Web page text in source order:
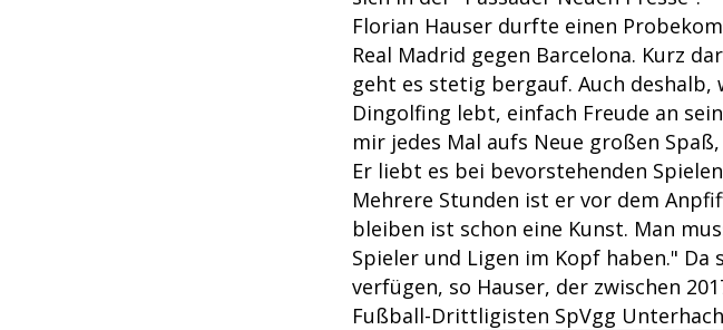
Florian Hauser durfte einen
Real Madrid gegen Barcelona. Kurz
geht es stetig bergauf. Auch
Dingolfing lebt, einfach Freude an
mir jedes Mal aufs Neue großen
Er liebt es bei bevorstehenden
Mehrere Stunden ist er vor dem
bleiben ist schon eine Kunst. Man
Spieler und Ligen im Kopf haben."
verfügen, so Hauser, der zwischen
Fußball-Drittligisten SpVgg